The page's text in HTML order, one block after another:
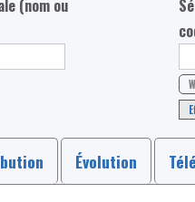
(nom ou
Évolution